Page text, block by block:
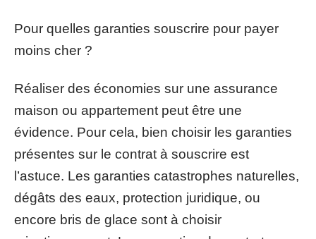
Pour quelles garanties souscrire pour payer
moins cher ?
Réaliser des économies sur une assurance
maison ou appartement peut être une
évidence. Pour cela, bien choisir les garanties
présentes sur le contrat à souscrire est
l’astuce. Les garanties catastrophes naturelles,
dégâts des eaux, protection juridique, ou
encore bris de glace sont à choisir